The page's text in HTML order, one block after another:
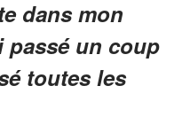
dans mon
passé un coup
toutes les